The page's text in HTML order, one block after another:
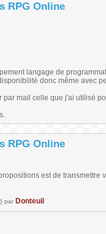
RPG Online
langage de
donc même avec
par mail celle que j'ai utilisé
RPG Online
est de
par Donteuil